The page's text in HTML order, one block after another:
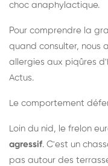
choc anaphylactique.
Pour comprendre la
quand consulter, nous
allergies aux piqûres
Actus.
Le comportement
Loin du nid, le frelon
agressif. C'est un
pas autour des